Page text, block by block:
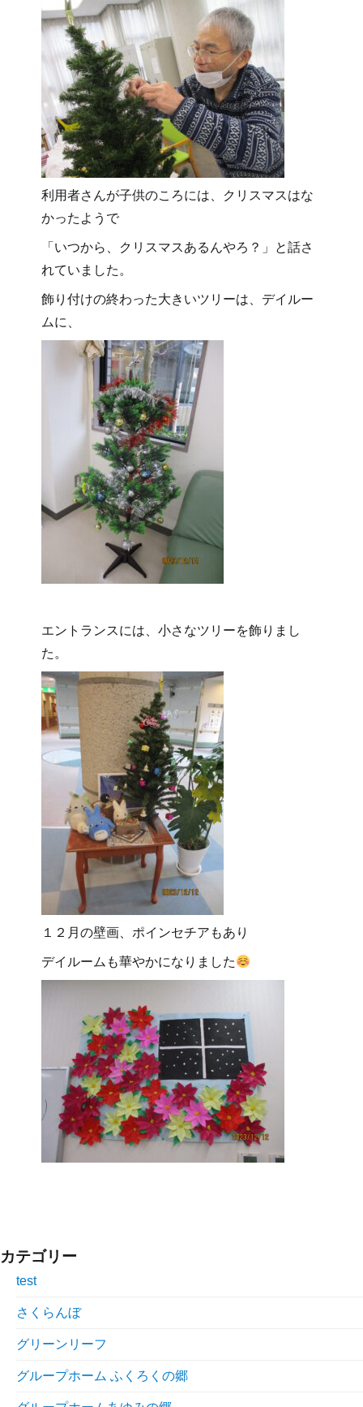
利用者さんが子供のころには、クリスマスはな
かったようで
「いつから、クリスマスあるんやろ？」と話さ
れていました。
飾り付けの終わった大きいツリーは、デイルー
ムに、
エントランスには、小さなツリーを飾りまし
た。
１２月の壁画、ポインセチアもあり
デイルームも華やかになりました
カテゴリー
test
さくらんぼ
グリーンリーフ
グループホーム ふくろくの郷